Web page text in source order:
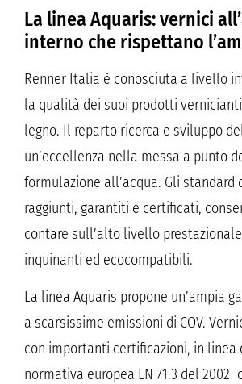
La linea Aquaris: vernici
interno che rispettano
Renner Italia è conosciuta a livello
la qualità dei suoi prodotti
legno. Il reparto ricerca e sviluppo
un’eccellenza nella messa a punto
formulazione all’acqua. Gli standard
raggiunti, garantiti e certificati,
contare sull’alto livello
inquinanti ed ecocompatibili.
La linea Aquaris propone un’ampia
a scarsissime emissioni di COV.
con importanti certificazioni, in linea
normativa europea EN 71.3 del 2002